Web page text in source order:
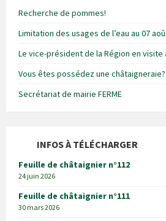
Recherche de pommes!
Limitation des usages de l’eau au 07
Le vice-président de la Région en visite
Vous êtes possédez une châtaigneraie?
Secrétariat de mairie FERME
INFOS À TÉLÉCHARGER
Feuille de châtaignier n°112
24 juin 2026
Feuille de châtaignier n°111
30 mars 2026